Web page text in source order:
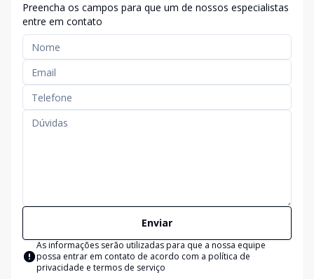
Preencha os campos para que um de nossos especialistas
entre em contato
Enviar
As informações serão utilizadas para que a nossa equipe
possa entrar em contato de acordo com a política de
privacidade e termos de serviço